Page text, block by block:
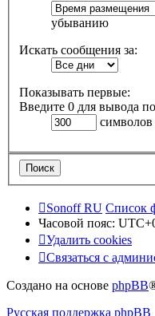
убыванию
Искать сообщения за:
Показывать первые:
Введите 0 для вывода
Sonoff RU Список
Часовой пояс:
Удалить cookies
Связаться с
Создано на основе phpBB
Русская поддержка phpBB